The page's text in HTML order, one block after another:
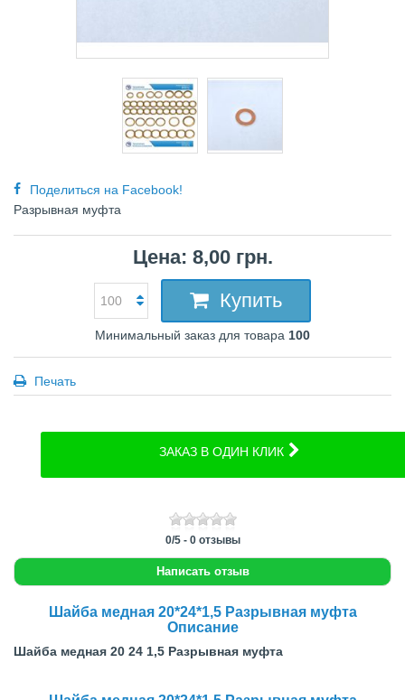
Поделиться на Facebook!
Разрывная муфта
Цена: 8,00 грн.
Купить
Минимальный заказ для товара 100
Печать
ЗАКАЗ В ОДИН КЛИК
0/5- 0отзывы
Написать отзыв
Шайба медная 20*24*1,5 Разрывная муфта
Описание
Шайба медная 20 24 1,5 Разрывная муфта